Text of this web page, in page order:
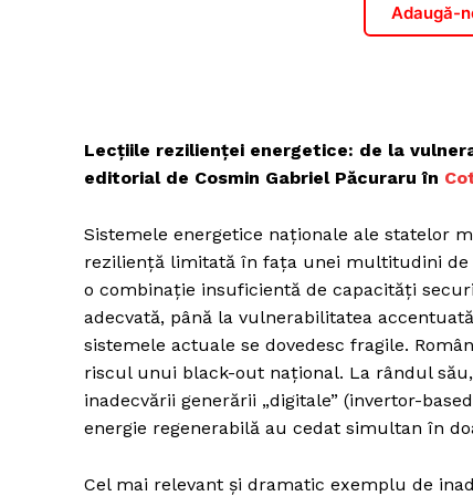
Adaugă-
Lecțiile rezilienței energetice: de la
editorial de Cosmin Gabriel Păcuraru în
Sistemele energetice naționale ale statelor
reziliență limitată în fața unei multitudini de
o combinație insuficientă de capacități
adecvată, până la vulnerabilitatea
sistemele actuale se dovedesc fragile.
riscul unui black-out național. La rândul
inadecvării generării „digitale” (invertor-
energie regenerabilă au cedat simultan în
Cel mai relevant și dramatic exemplu de